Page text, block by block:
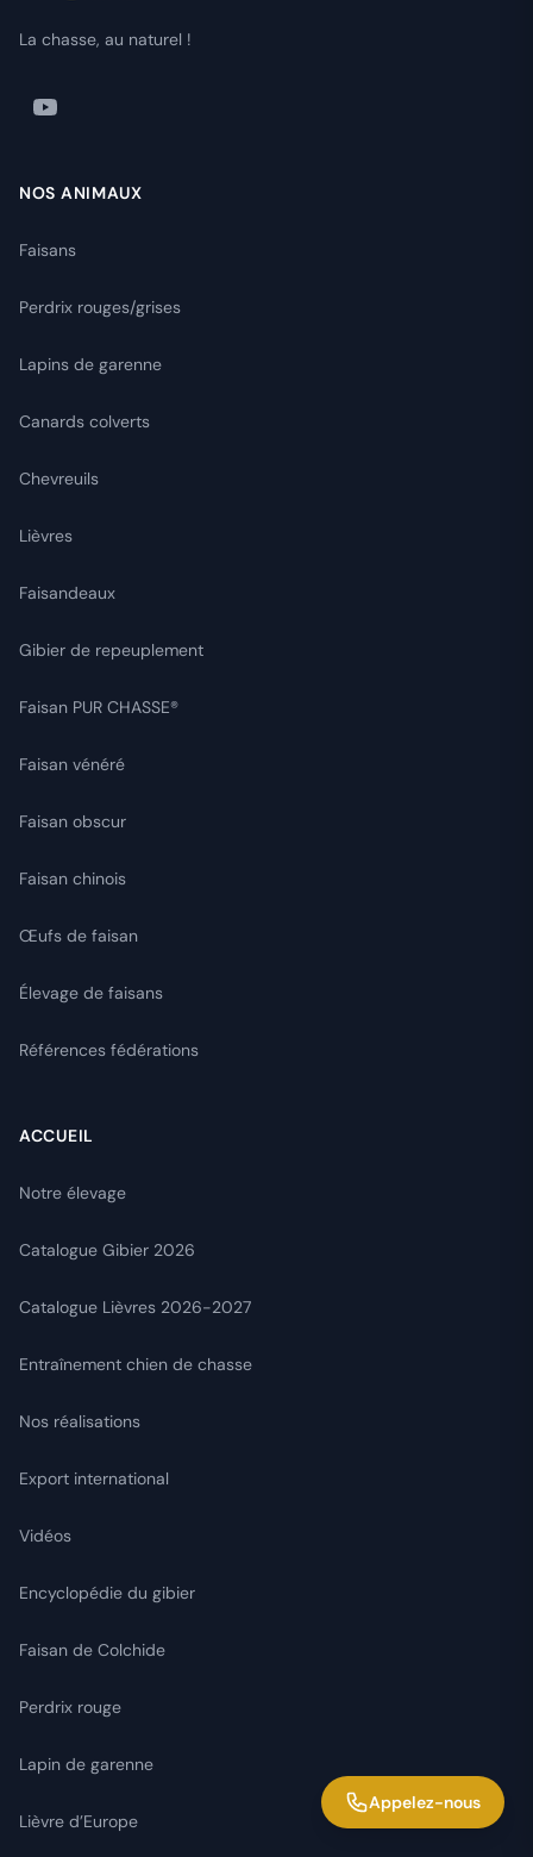
La chasse, au naturel !
NOS ANIMAUX
Faisans
Perdrix rouges/grises
Lapins de garenne
Canards colverts
Chevreuils
Lièvres
Faisandeaux
Gibier de repeuplement
Faisan PUR CHASSE®
Faisan vénéré
Faisan obscur
Faisan chinois
Œufs de faisan
Élevage de faisans
Références fédérations
ACCUEIL
Notre élevage
Catalogue Gibier 2026
Catalogue Lièvres 2026-2027
Entraînement chien de chasse
Nos réalisations
Export international
Vidéos
Encyclopédie du gibier
Faisan de Colchide
Perdrix rouge
Lapin de garenne
Lièvre d’Europe
Appelez-nous